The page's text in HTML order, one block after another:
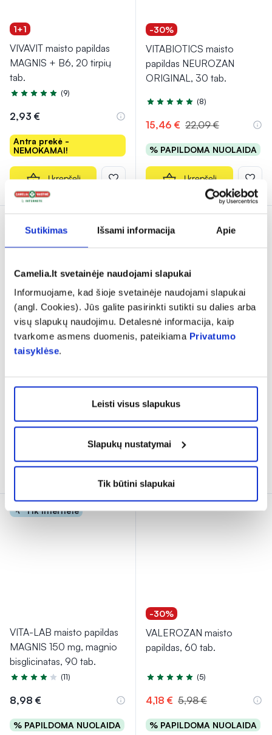
Sutikimas Išsami informacija Apie
Camelia.lt svetainėje naudojami slapukai
Informuojame, kad šioje svetainėje naudojami slapukai
(angl. Cookies). Jūs galite pasirinkti sutikti su dalies arba
visų slapukų naudojimu. Detalesnė informacija, kaip
tvarkome asmens duomenis, pateikiama Privatumo
taisyklėse.
Leisti visus slapukus
Slapukų nustatymai
Tik būtini slapukai
1+1
VIVAVIT maisto papildas
MAGNIS + B6, 20 tirpių
tab.
Įvertinimas 4.9 iš 5
(9)
2,93 €
Antra prekė -
NEMOKAMAI!
Į krepšelį
-30%
VITABIOTICS maisto
papildas NEUROZAN
ORIGINAL, 30 tab.
Įvertinimas 5.0 iš 5
(8)
15,46 € 22,09 €
% PAPILDOMA NUOLAIDA
Į krepšelį
VALENTIS maisto papildas
VITAMINAS C 200 mg,
(5)
Į krepšelį
-20%
(9)
15,58 €
Į krepšelį
Tik internete
VITA-LAB maisto papildas
MAGNIS 150 mg, magnio
bisglicinatas, 90 tab.
Įvertinimas 4.4 iš 5
(11)
8,98 €
% PAPILDOMA NUOLAIDA
-30%
VALEROZAN maisto
papildas, 60 tab.
Įvertinimas 5.0 iš 5
(5)
4,18 € 5,98 €
% PAPILDOMA NUOLAIDA